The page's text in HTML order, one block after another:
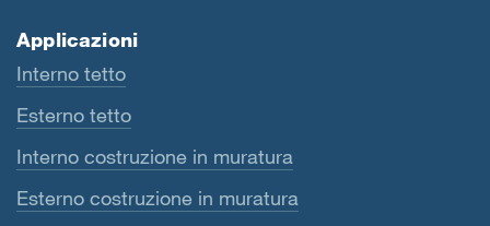
Applicazioni
Interno tetto
Esterno tetto
Interno costruzione in muratura
Esterno costruzione in muratura